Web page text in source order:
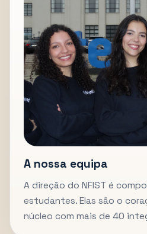
A nossa equipa
A direção do NFIST é
estudantes. Elas são o
núcleo com mais de 40